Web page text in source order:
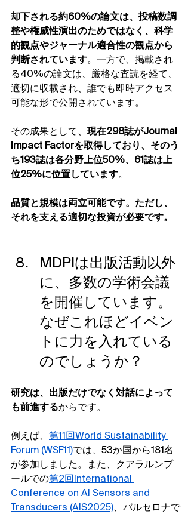
却下される約60%の論文は、投稿数調
整や権威性演出のためではなく、科学
的観点やジャーナル適合性の観点から
判断されています。一方で、掲載され
る40%の論文は、厳格な査読を経て、
適切に収載され、誰でも即時アクセス
可能な形で公開されています。
その成果として、 現在298誌がJournal
Impact Factorを取得しており、そのう
ち193誌は各分野上位50%、61誌は上
位25%に位置しています。
品質と規模は両立可能です。ただし、
それを支える適切な投資が必要です。
MDPIは出版活動以外
に、多数の学術会議
を開催しています。
なぜこれほどイベン
トに力を入れている
のでしょうか？
研究は、出版だけでなく対話によって
も前進するからです。
例えば、 第11回World Sustainability
Forum (WSF11)では、53か国から181名
が参加しました。また、クアラルンプ
ールでの第2回International
Conference on AI Sensors and
Transducers (AIS2025)、バルセロナで